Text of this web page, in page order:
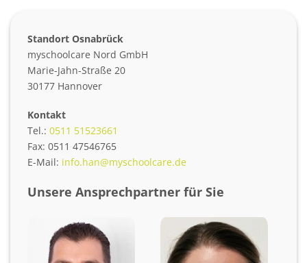
Standort Osnabrück
myschoolcare Nord GmbH
Marie-Jahn-Straße 20
30177 Hannover
Kontakt
Tel.: 0511 51523661
Fax: 0511 47546765
E-Mail: info.han@myschoolcare.de
Unsere Ansprechpartner für Sie